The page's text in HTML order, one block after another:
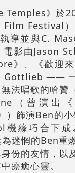
Temples》於
Film Festival
導並與C.
電影由Jason
》、《歡迎
Gottlieb ——
法唱歌的哈贊
（曾演出
）飾演Ben的
機緣巧合下
迷惘的Ben重
份的友情，以
療癒心靈。